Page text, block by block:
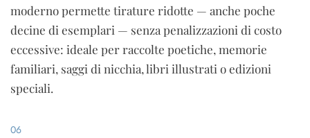
moderno permette tirature ridotte — anche poche
decine di esemplari — senza penalizzazioni di costo
eccessive: ideale per raccolte poetiche, memorie
familiari, saggi di nicchia, libri illustrati o edizioni
speciali.
06